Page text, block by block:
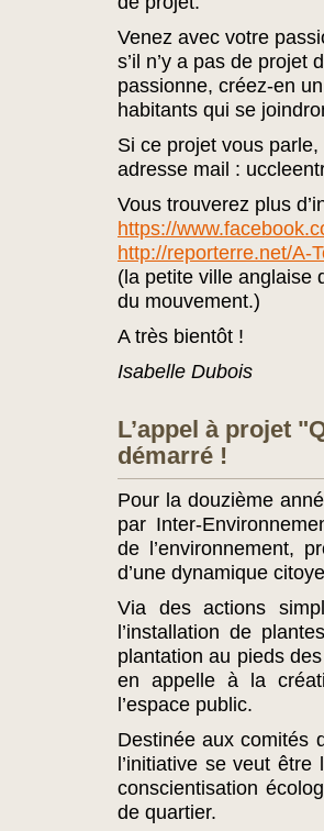
Venez avec votre
s’il n’y a pas de projet
passionne, créez-en
habitants qui se
Si ce projet vous
adresse mail :
Vous trouverez plus
https://
http://reporterre.net/A-
(la petite ville anglaise
du mouvement.)
A très bientôt !
Isabelle Dubois
L’appel à projet
démarré !
Pour la douzième
par Inter-
de l’environnement,
d’une dynamique
Via des actions
l’installation de
plantation au pieds
en appelle à la
l’espace public.
Destinée aux comités
l’initiative se veut
conscientisation
de quartier.